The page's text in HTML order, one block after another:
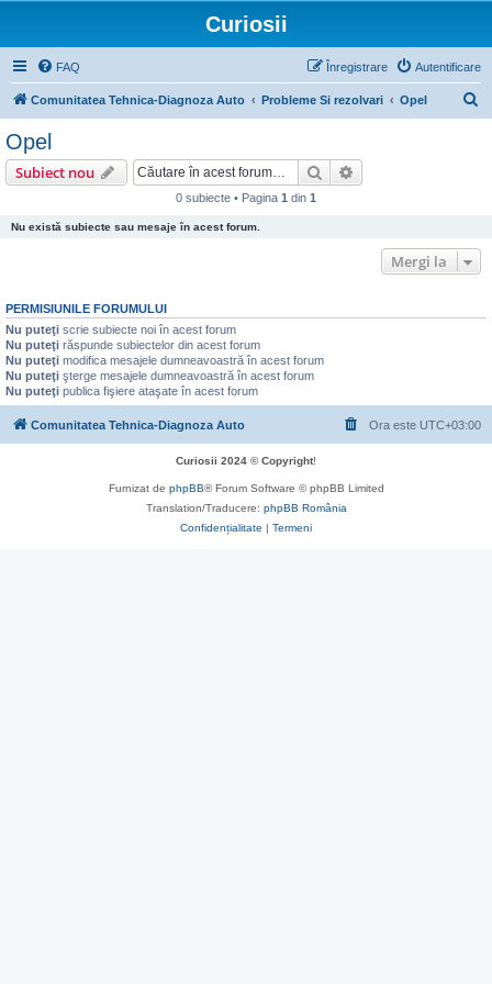
Curiosii
FAQ Autentificare
Înregistrare
Comunitatea Tehnica-Diagnoza Auto Probleme Si rezolvari Opel
Opel
Subiect nou Căutare
0 subiecte • Pagina 1 din 1
Nu există subiecte sau mesaje în acest forum.
Mergi la
PERMISIUNILE FORUMULUI
Nu puteţi scrie subiecte noi în acest forum
Nu puteţi răspunde subiectelor din acest forum
Nu puteţi modifica mesajele dumneavoastră în acest forum
Nu puteţi şterge mesajele dumneavoastră în acest forum
Nu puteţi publica fişiere ataşate în acest forum
Comunitatea Tehnica-Diagnoza Auto Ora este UTC+03:00
Curiosii 2024 © Copyright!
Furnizat de phpBB® Forum Software © phpBB Limited
Translation/Traducere: phpBB România
Confidențialitate | Termeni